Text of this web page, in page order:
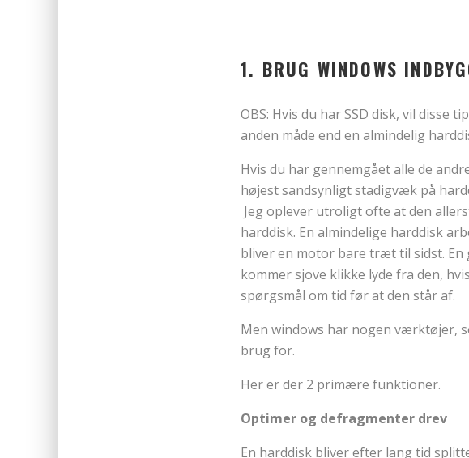
1. BRUG WINDOWS
OBS: Hvis du har SSD disk, vil disse
anden måde end en almindelig
Hvis du har gennemgået alle de
højest sandsynligt stadigvæk på
Jeg oplever utroligt ofte at den
harddisk. En almindelige harddisk
bliver en motor bare træt til sidst. En
kommer sjove klikke lyde fra den,
spørgsmål om tid før at den står af.
Men windows har nogen værktøjer,
brug for.
Her er der 2 primære funktioner.
Optimer og defragmenter drev
En harddisk bliver efter lang tid